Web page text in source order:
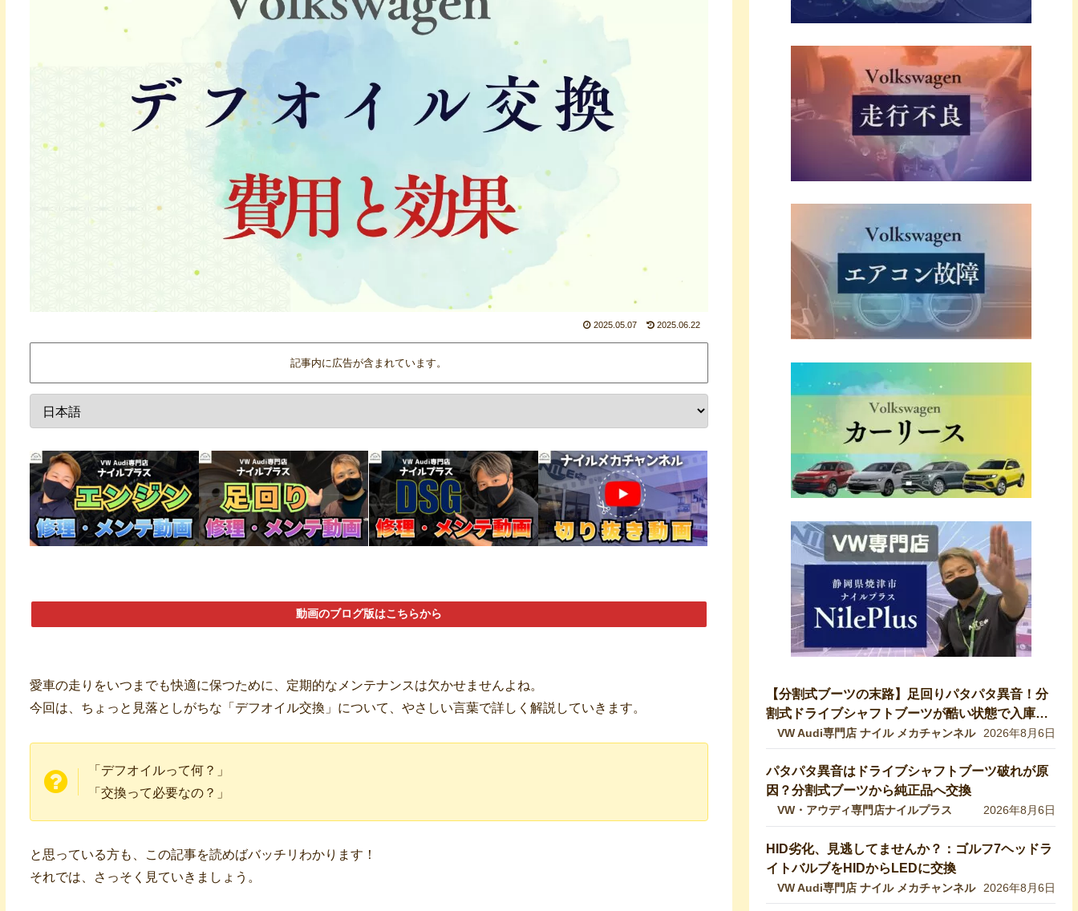
2025.05.07 2025.06.22
記事内に広告が含まれています。
動画のブログ版はこちらから
愛車の走りをいつまでも快適に保つために、定期的なメンテナンスは欠かせませんよね。
今回は、ちょっと見落としがちな「デフオイル交換」について、やさしい言葉で詳しく解説していきます。
「デフオイルって何？」
「交換って必要なの？」
と思っている方も、この記事を読めばバッチリわかります！
それでは、さっそく見ていきましょう。
【分割式ブーツの末路】足回りパタパタ異音！分
割式ドライブシャフトブーツが酷い状態で入庫し
ました！純正ブーツに交換修理します【VW 9Nポ
ロ】
VW Audi専門店 ナイル メカチャンネル 2026年8月6日
パタパタ異音はドライブシャフトブーツ破れが原
因？分割式ブーツから純正品へ交換
VW・アウディ専門店ナイルプラス 2026年8月6日
HID劣化、見逃してませんか？：ゴルフ7ヘッドラ
イトバルブをHIDからLEDに交換
VW Audi専門店 ナイル メカチャンネル 2026年8月6日